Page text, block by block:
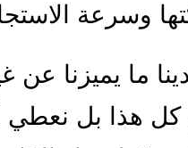
وسرعة
ما يميزنا عن
هذا بل نعطي